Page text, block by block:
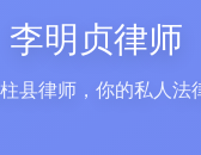
李明贞律师
县律师，你的私人法